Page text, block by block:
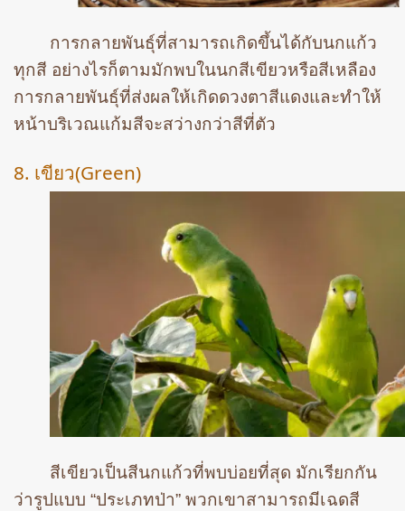
การกลายพันธุ์ที่สามารถเกิดขึ้นได้กับนกแก้ว
ทุกสี อย่างไรก็ตามมักพบในนกสีเขียวหรือสีเหลือง
การกลายพันธุ์ที่ส่งผลให้เกิดดวงตาสีแดงและทำให้
หน้าบริเวณแก้มสีจะสว่างกว่าสีที่ตัว
8. เขียว(Green)
สีเขียวเป็นสีนกแก้วที่พบบ่อยที่สุด มักเรียกกัน
ว่ารูปแบบ “ประเภทป่า” พวกเขาสามารถมีเฉดสี